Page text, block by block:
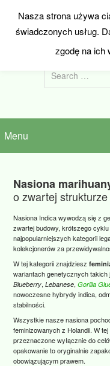
Nasiona
Nasiona
o zwartej
Nasiona Indica wywodzą się z
zwartej budowy, krótszego
najpopularniejszych kategorii
kolekcjonerów za
W tej kategorii znajdziesz
wariantach genetycznych
Blueberry,Lebanese,Gorilla
nowoczesne hybrydy indica,
stabilności.
Wszystkie nasze nasiona
feminizowanych z Holandii. W
przeznaczone wyłącznie do
opakowanie to oryginalnie
obowiązującym prawem.
Nasza strona używa
świadczonych usług.
zgodę na ich